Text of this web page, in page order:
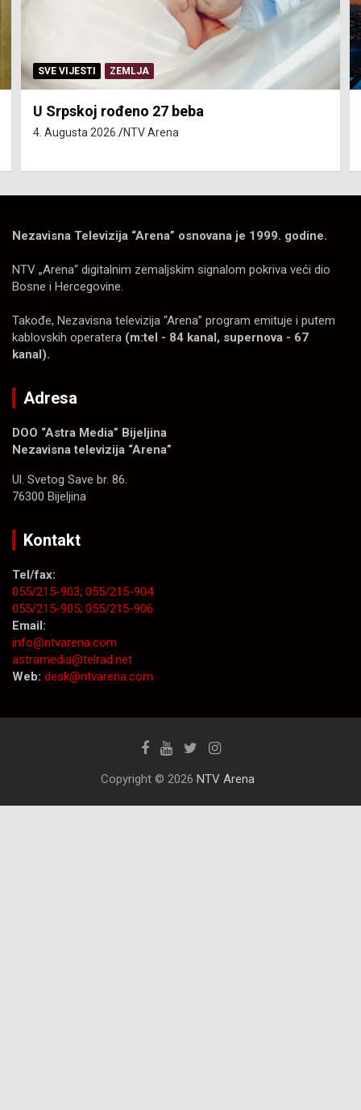
SERVISNE INFORMACIJE
Isključenja vode – utorak 4. avgust
4. Augusta 2026. NTV Arena
Nezavisna Televizija “Arena” osnovana je 1999. godine.
NTV „Arena“ digitalnim zemaljskim signalom pokriva veći dio
Bosne i Hercegovine.
Takođe, Nezavisna televizija “Arena” program emituje i putem
kablovskih operatera (m:tel - 84 kanal, supernova - 67
kanal).
Adresa
DOO “Astra Media” Bijeljina
Nezavisna televizija “Arena”
Ul. Svetog Save br. 86.
76300 Bijeljina
Kontakt
Tel/fax:
055/215-903; 055/215-904
055/215-905; 055/215-906
Email:
info@ntvarena.com
astramedia@telrad.net
Web: desk@ntvarena.com
Copyright © 2026 NTV Arena